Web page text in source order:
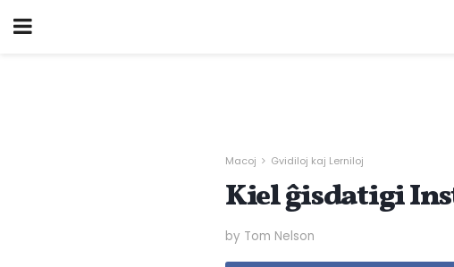
Macoj Gvidiloj kaj Lerniloj
Kiel ĝisdatigi
by Tom Nelson